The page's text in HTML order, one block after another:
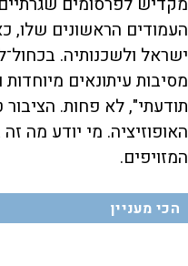
העמודים הראשונים שלו,
ישראל ולשכנותיה.
מסיבות עיתונאים
תודעתי", לא פחות.
האופוזיציה. מי יודע מה
המזויפים.
הכי מעניין